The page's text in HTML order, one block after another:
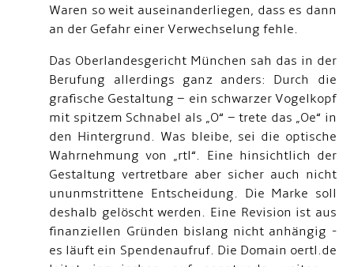
Waren so weit auseinanderliegen, dass es dann
an der Gefahr einer Verwechselung fehle.
Das Oberlandesgericht München sah das in der
Berufung allerdings ganz anders: Durch die
grafische Gestaltung – ein schwarzer Vogelkopf
mit spitzem Schnabel als „O“ – trete das „Oe“ in
den Hintergrund. Was bleibe, sei die optische
Wahrnehmung von „rtl“. Eine hinsichtlich der
Gestaltung vertretbare aber sicher auch nicht
ununmstrittene Entscheidung. Die Marke soll
deshalb gelöscht werden. Eine Revision ist aus
finanziellen Gründen bislang nicht anhängig -
es läuft ein Spendenaufruf. Die Domain oertl.de